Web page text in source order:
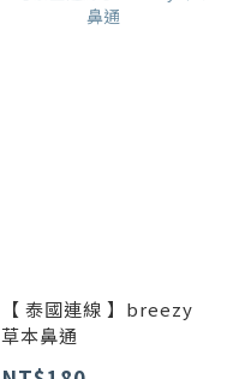
【 泰國連線 】breezy
草本鼻通